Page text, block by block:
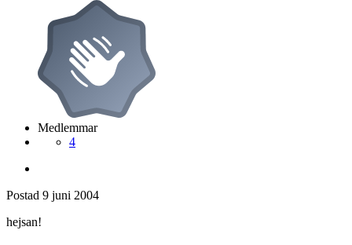
Medlemmar
4
Postad 9 juni 2004
hejsan!